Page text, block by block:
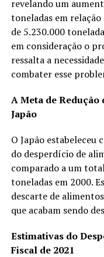
revelando um
toneladas em
de 5.230.000
em consideração o
ressalta a
combater esse
A Meta de
Japão
O Japão estabeleceu
do desperdício de
comparado a um
toneladas em 2000.
descarte de
que acabam sendo
Estimativas do
Fiscal de 2021